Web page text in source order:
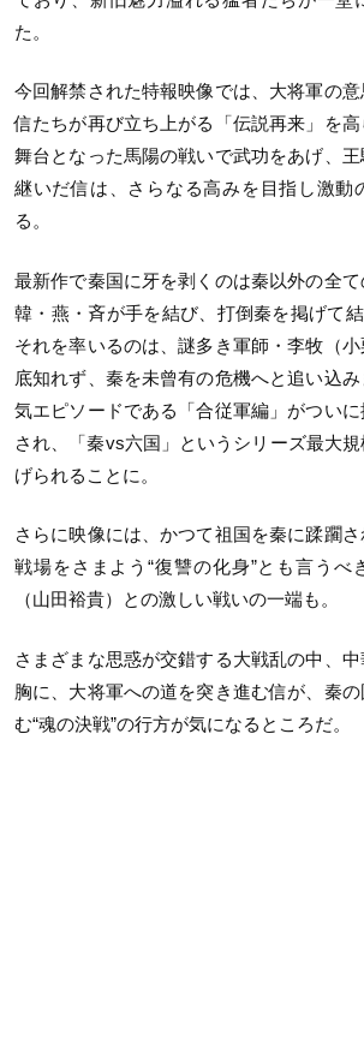
た。
今回解禁された特報映像では、大将軍の意
信たちが再び立ち上がる「伝説再来」を
舞台となった馬陽の戦いで武功をあげ、
継いだ信は、さらなる高みを目指し激動
る。
最新作で秦国に牙を剥くのは秦以外の全て
韓・燕・斉が手を結び、打倒秦を掲げて結
それを率いるのは、謎多き軍師・李牧（
底知れず、秦を未曾有の危機へと追い込
気エピソードである「合従軍編」がつい
され、「秦vs六国」というシリーズ最大
げられることに。
さらに映像には、かつて祖国を秦に蹂躙
戦場をさまよう“復讐の化身”とも言うべ
（山田裕貴）との激しい戦いの一端も。
さまざまな思惑が交錯する大戦乱の中、
胸に、大将軍への道を突き進む信が、秦
む“魂の決戦”の行方が気になるところだ。